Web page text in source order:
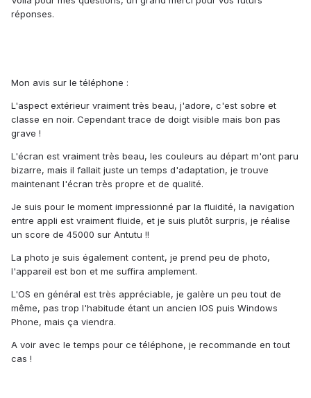
réponses.
Mon avis sur le téléphone :
L'aspect extérieur vraiment très beau, j'adore, c'est sobre et
classe en noir. Cependant trace de doigt visible mais bon pas
grave !
L'écran est vraiment très beau, les couleurs au départ m'ont paru
bizarre, mais il fallait juste un temps d'adaptation, je trouve
maintenant l'écran très propre et de qualité.
Je suis pour le moment impressionné par la fluidité, la navigation
entre appli est vraiment fluide, et je suis plutôt surpris, je réalise
un score de 45000 sur Antutu !!
La photo je suis également content, je prend peu de photo,
l'appareil est bon et me suffira amplement.
L'OS en général est très appréciable, je galère un peu tout de
même, pas trop l'habitude étant un ancien IOS puis Windows
Phone, mais ça viendra.
A voir avec le temps pour ce téléphone, je recommande en tout
cas !